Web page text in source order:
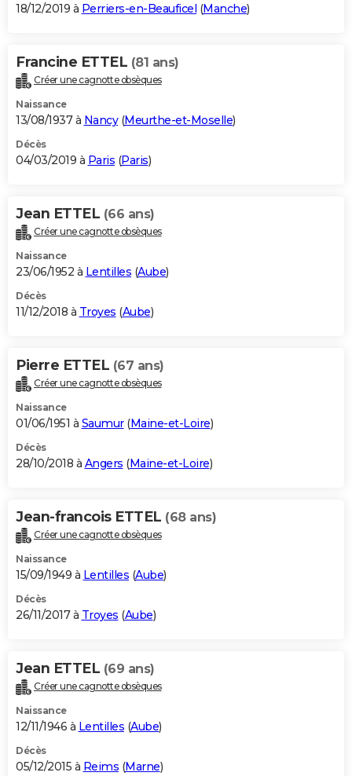
18/12/2019 à Perriers-en-Beauficel (Manche)
Francine ETTEL (81 ans)
Créer une cagnotte obsèques
Naissance
13/08/1937 à Nancy(Meurthe-et-Moselle)
Décès
04/03/2019 à Paris (Paris)
Jean ETTEL (66 ans)
Créer une cagnotte obsèques
Naissance
23/06/1952 à Lentilles (Aube)
Décès
11/12/2018 à Troyes (Aube)
Pierre ETTEL (67 ans)
Créer une cagnotte obsèques
Naissance
01/06/1951 à Saumur(Maine-et-Loire)
Décès
28/10/2018 à Angers (Maine-et-Loire)
Jean-francois ETTEL (68 ans)
Créer une cagnotte obsèques
Naissance
15/09/1949 à Lentilles (Aube)
Décès
26/11/2017 à Troyes (Aube)
Jean ETTEL (69 ans)
Créer une cagnotte obsèques
Naissance
12/11/1946 à Lentilles (Aube)
Décès
05/12/2015 à Reims (Marne)